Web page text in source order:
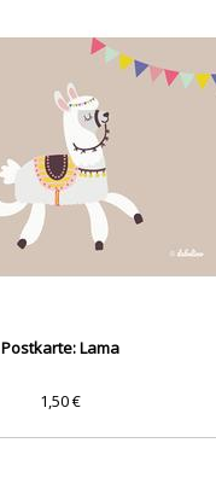
Postkarte: Lama
1,50 €